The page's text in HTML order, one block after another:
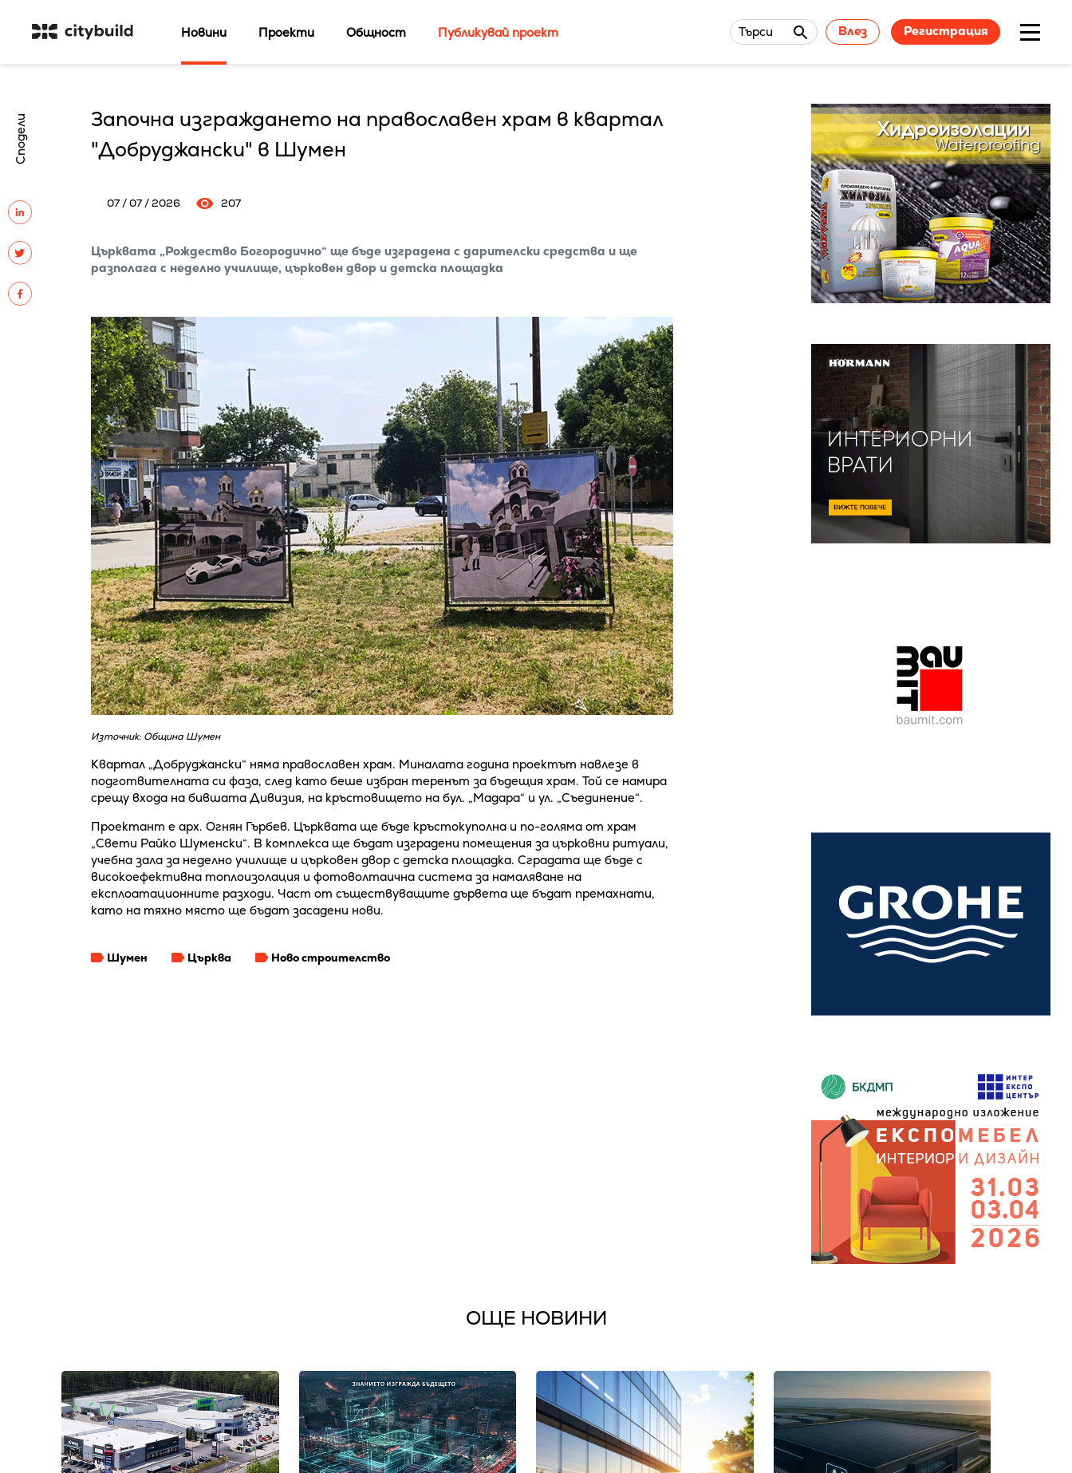
Новини Проекти Общност Публикувай проект Търси Влез Регистрация
Сподели
Започна изграждането на православен храм в квартал
"Добруджански" в Шумен
07 / 07 / 2026 207
Църквата „Рождество Богородично“ ще бъде изградена с дарителски средства и ще
разполага с неделно училище, църковен двор и детска площадка
Източник: Община Шумен
Квартал „Добруджански“ няма православен храм. Миналата година проектът навлезе в
подготвителната си фаза, след като беше избран теренът за бъдещия храм. Той се намира
срещу входа на бившата Дивизия, на кръстовището на бул. „Мадара“ и ул. „Съединение“.
Проектант е арх. Огнян Гърбев. Църквата ще бъде кръстокуполна и по-голяма от храм
„Свети Райко Шуменски“. В комплекса ще бъдат изградени помещения за църковни ритуали,
учебна зала за неделно училище и църковен двор с детска площадка. Сградата ще бъде с
високоефективна топлоизолация и фотоволтаична система за намаляване на
експлоатационните разходи. Част от съществуващите дървета ще бъдат премахнати,
като на тяхно място ще бъдат засадени нови.
Шумен Църква Ново строителство
ОЩЕ НОВИНИ